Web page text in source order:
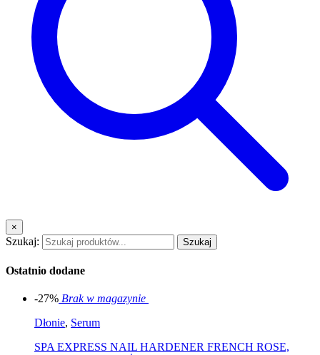
×
Szukaj: Szukaj
Ostatnio dodane
-27% Brak w magazynie
Dłonie, Serum
SPA EXPRESS NAIL HARDENER FRENCH ROSE,